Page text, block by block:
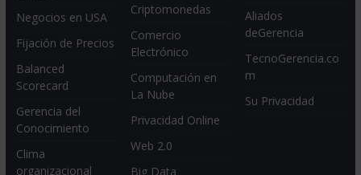
Negocios en USA
Fijación de Precios
Balanced
Scorecard
Gerencia del
Conocimiento
Clima
organizacional
Criptomonedas
Comercio
Electrónico
Computación en
La Nube
Privacidad Online
Web 2.0
Big Data
Aliados
deGerencia
TecnoGerencia.co
m
Su Privacidad